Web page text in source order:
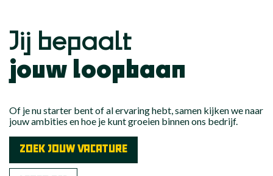
Jij bepaalt
jouw loopbaan
Of je nu starter bent of al ervaring hebt, samen kijken we naar
jouw ambities en hoe je kunt groeien binnen ons bedrijf.
ZOEK JOUW VACATURE